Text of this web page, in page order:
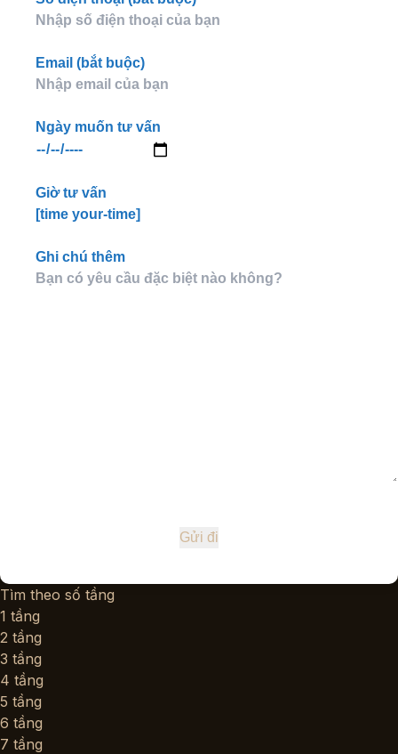
Email (bắt buộc)
Ngày muốn tư vấn
Giờ tư vấn
[time your-time]
Ghi chú thêm
Tìm theo số tầng
1 tầng
2 tầng
3 tầng
4 tầng
5 tầng
6 tầng
7 tầng